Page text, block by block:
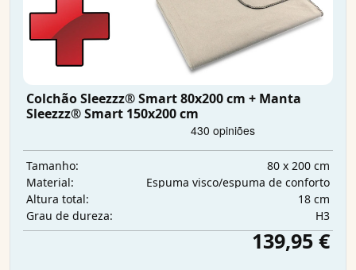
Colchão Sleezzz® Smart 80x200 cm + Manta
Sleezzz® Smart 150x200 cm
Tamanho:
80 x 200 cm
Material:
Espuma visco/espuma de conforto
Altura total:
18 cm
Grau de dureza:
H3
139,95 €